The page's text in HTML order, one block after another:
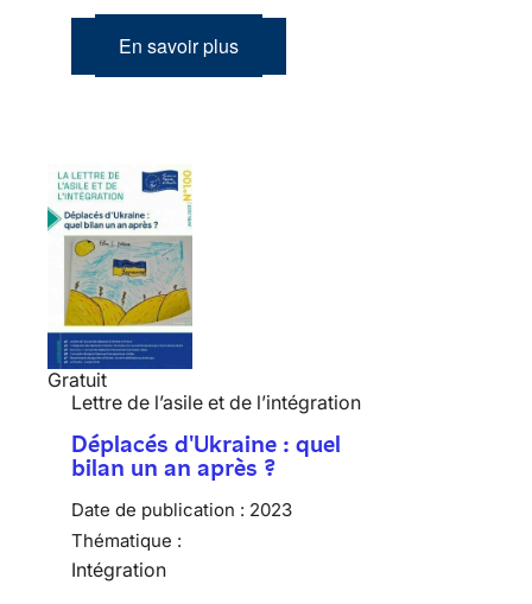
En savoir plus
Gratuit
Lettre de l’asile et de l’intégration
Déplacés d'Ukraine : quel
bilan un an après ?
Date de publication : 2023
Thématique :
Intégration